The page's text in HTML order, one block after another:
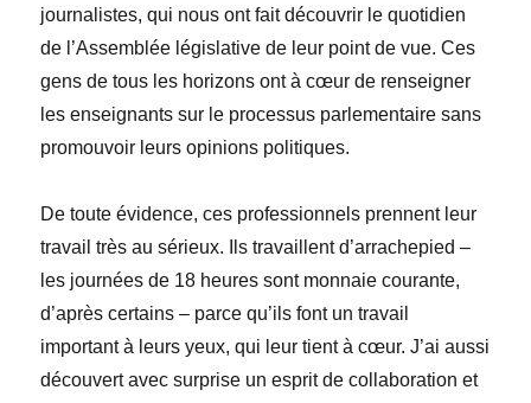
journalistes, qui nous ont fait découvrir le quotidien
de l’Assemblée législative de leur point de vue. Ces
gens de tous les horizons ont à cœur de renseigner
les enseignants sur le processus parlementaire sans
promouvoir leurs opinions politiques.
De toute évidence, ces professionnels prennent leur
travail très au sérieux. Ils travaillent d’arrachepied –
les journées de 18 heures sont monnaie courante,
d’après certains – parce qu’ils font un travail
important à leurs yeux, qui leur tient à cœur. J’ai aussi
découvert avec surprise un esprit de collaboration et